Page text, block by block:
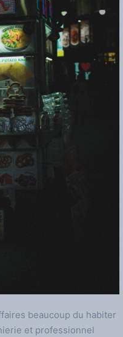
beaucoup du habiter
et professionnel